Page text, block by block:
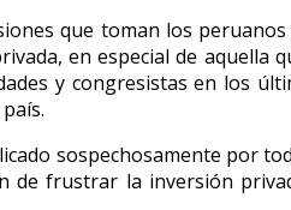
que toman los
en especial de aquella
y congresistas en los
sospechosamente por
frustrar la inversión